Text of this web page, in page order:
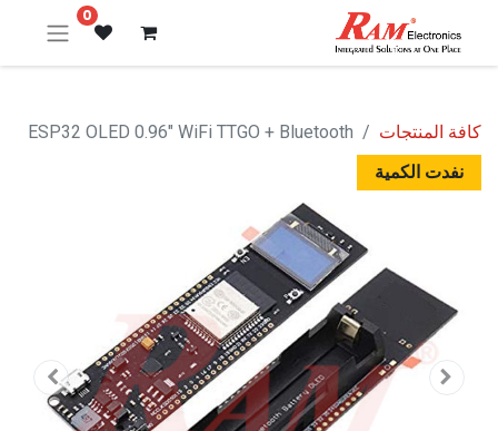
0
كافة المنتجات
ESP32 OLED 0.96" WiFi TTGO + Bluetooth
نفدت الكمية